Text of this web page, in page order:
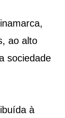
ao alto
sociedade
à